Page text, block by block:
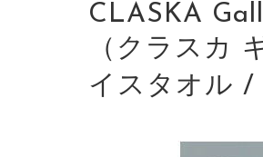
CLASKA
（クラスカ
イスタオル /